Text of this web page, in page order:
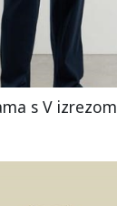
s V izrezom